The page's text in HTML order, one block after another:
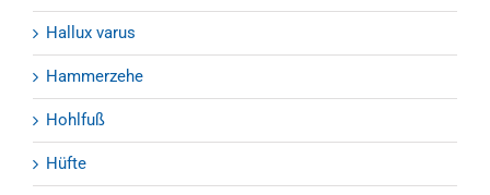
Hallux varus
Hammerzehe
Hohlfuß
Hüfte